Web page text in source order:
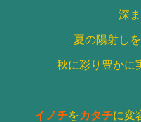
深
夏の陽射し
秋に彩り豊かに
イノチをカタチに変